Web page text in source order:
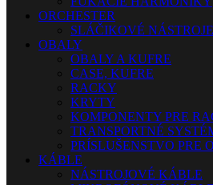
ORCHESTER
SLÁČIKOVÉ NÁSTROJE
OBALY
OBALY A KUFRE
CASE, KUFRE
RACKY
KRYTY
KOMPONENTY PRE
TRANSPORTNÉ
PRÍSLUŠENSTVO PRE
KÁBLE
NÁSTROJOVÉ KÁBLE